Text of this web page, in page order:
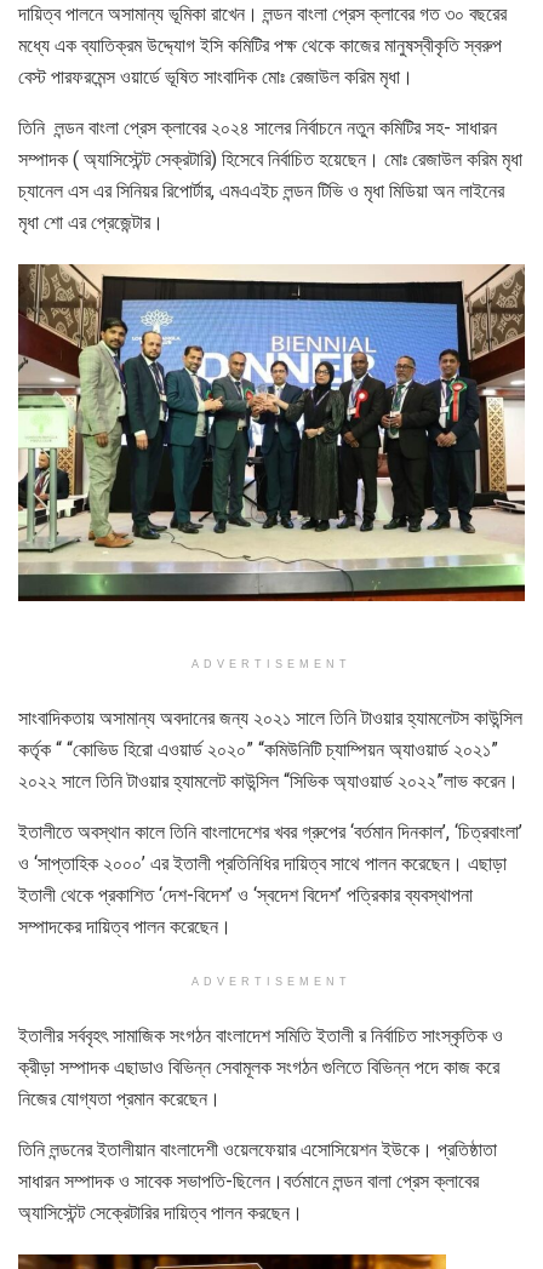
দায়িত্ব পালনে অসামান্য ভূমিকা রাখেন। লন্ডন বাংলা প্রেস ক্লাবের গত ৩০ বছরের
মধ্যে এক ব্যাতিক্রম উদ্দ্যোগ ইসি কমিটির পক্ষ থেকে কাজের মানুষস্বীকৃতি স্বরুপ
বেস্ট পারফরমেন্স ওয়ার্ডে ভূষিত সাংবাদিক মোঃ রেজাউল করিম মৃধা।
তিনি লন্ডন বাংলা প্রেস ক্লাবের ২০২৪ সালের নির্বাচনে নতুন কমিটির সহ- সাধারন
সম্পাদক ( অ্যাসিস্টেন্ট সেক্রটারি) হিসেবে নির্বাচিত হয়েছেন। মোঃ রেজাউল করিম মৃধা
চ্যানেল এস এর সিনিয়র রিপোর্টার, এমএএইচ লন্ডন টিভি ও মৃধা মিডিয়া অন লাইনের
মৃধা শো এর প্রেজেন্টার।
ADVERTISEMENT
সাংবাদিকতায় অসামান্য অবদানের জন্য ২০২১ সালে তিনি টাওয়ার হ্যামলেটস কাউন্সিল
কর্তৃক “ “কোভিড হিরো এওয়ার্ড ২০২০” “কমিউনিটি চ্যাম্পিয়ন অ্যাওয়ার্ড ২০২১”
২০২২ সালে তিনি টাওয়ার হ্যামলেট কাউন্সিল “সিভিক অ্যাওয়ার্ড ২০২২”লাভ করেন।
ইতালীতে অবস্থান কালে তিনি বাংলাদেশের খবর গ্রুপের ‘বর্তমান দিনকাল’, ‘চিত্রবাংলা’
ও ‘সাপ্তাহিক ২০০০’ এর ইতালী প্রতিনিধির দায়িত্ব সাথে পালন করেছেন। এছাড়া
ইতালী থেকে প্রকাশিত ‘দেশ-বিদেশ’ ও ‘স্বদেশ বিদেশ’ পত্রিকার ব্যবস্থাপনা
সম্পাদকের দায়িত্ব পালন করেছেন।
ADVERTISEMENT
ইতালীর সর্ববৃহৎ সামাজিক সংগঠন বাংলাদেশ সমিতি ইতালী র নির্বাচিত সাংস্কৃতিক ও
ক্রীড়া সম্পাদক এছাডাও বিভিন্ন সেবামূলক সংগঠন গুলিতে বিভিন্ন পদে কাজ করে
নিজের যোগ্যতা প্রমান করেছেন।
তিনি লন্ডনের ইতালীয়ান বাংলাদেশী ওয়েলফেয়ার এসোসিয়েশন ইউকে। প্রতিষ্ঠাতা
সাধারন সম্পাদক ও সাবেক সভাপতি-ছিলেন।বর্তমানে লন্ডন বালা প্রেস ক্লাবের
অ্যাসিস্টেন্ট সেক্রেটারির দায়িত্ব পালন করছেন।